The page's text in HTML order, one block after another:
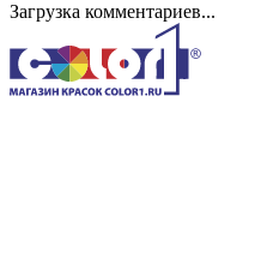
Загрузка комментариев...